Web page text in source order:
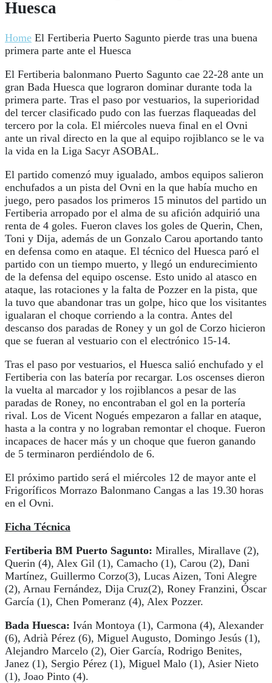
Huesca
Home El Fertiberia Puerto Sagunto pierde tras una buena
primera parte ante el Huesca
El Fertiberia balonmano Puerto Sagunto cae 22-28 ante un
gran Bada Huesca que lograron dominar durante toda la
primera parte. Tras el paso por vestuarios, la superioridad
del tercer clasificado pudo con las fuerzas flaqueadas del
tercero por la cola. El miércoles nueva final en el Ovni
ante un rival directo en la que al equipo rojiblanco se le va
la vida en la Liga Sacyr ASOBAL.
El partido comenzó muy igualado, ambos equipos salieron
enchufados a un pista del Ovni en la que había mucho en
juego, pero pasados los primeros 15 minutos del partido un
Fertiberia arropado por el alma de su afición adquirió una
renta de 4 goles. Fueron claves los goles de Querin, Chen,
Toni y Dija, además de un Gonzalo Carou aportando tanto
en defensa como en ataque. El técnico del Huesca paró el
partido con un tiempo muerto, y llegó un endurecimiento
de la defensa del equipo oscense. Esto unido al atasco en
ataque, las rotaciones y la falta de Pozzer en la pista, que
la tuvo que abandonar tras un golpe, hico que los visitantes
igualaran el choque corriendo a la contra. Antes del
descanso dos paradas de Roney y un gol de Corzo hicieron
que se fueran al vestuario con el electrónico 15-14.
Tras el paso por vestuarios, el Huesca salió enchufado y el
Fertiberia con las batería por recargar. Los oscenses dieron
la vuelta al marcador y los rojiblancos a pesar de las
paradas de Roney, no encontraban el gol en la portería
rival. Los de Vicent Nogués empezaron a fallar en ataque,
hasta a la contra y no lograban remontar el choque. Fueron
incapaces de hacer más y un choque que fueron ganando
de 5 terminaron perdiéndolo de 6.
El próximo partido será el miércoles 12 de mayor ante el
Frigoríficos Morrazo Balonmano Cangas a las 19.30 horas
en el Ovni.
Ficha Técnica
Fertiberia BM Puerto Sagunto: Miralles, Mirallave (2),
Querin (4), Alex Gil (1), Camacho (1), Carou (2), Dani
Martínez, Guillermo Corzo(3), Lucas Aizen, Toni Alegre
(2), Arnau Fernández, Dija Cruz(2), Roney Franzini, Óscar
García (1), Chen Pomeranz (4), Alex Pozzer.
Bada Huesca: Iván Montoya (1), Carmona (4), Alexander
(6), Adrià Pérez (6), Miguel Augusto, Domingo Jesús (1),
Alejandro Marcelo (2), Oier García, Rodrigo Benites,
Janez (1), Sergio Pérez (1), Miguel Malo (1), Asier Nieto
(1), Joao Pinto (4).